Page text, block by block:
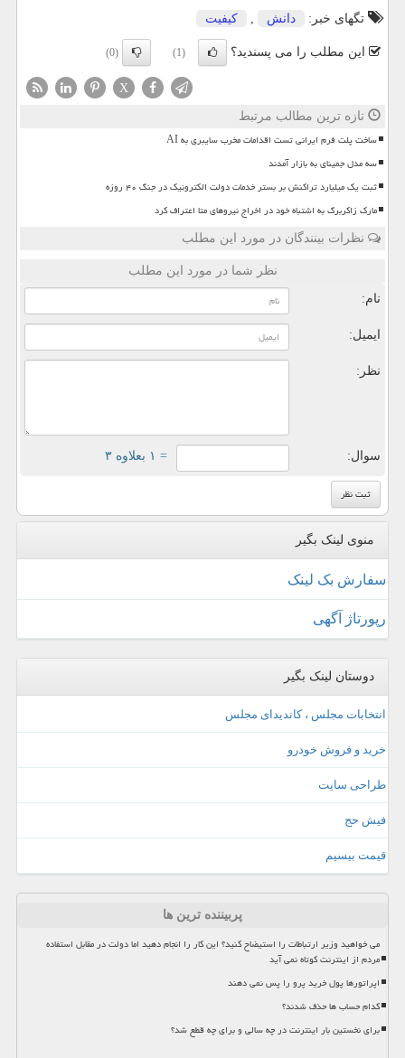
تگهای خبر: دانش , كیفیت
این مطلب را می پسندید؟ (1)
(0)
X
تازه ترین مطالب مرتبط
ساخت پلت فرم ایرانی تست اقدامات مخرب سایبری به AI
سه مدل جمینای به بازار آمدند
ثبت یک میلیارد تراکنش بر بستر خدمات دولت الکترونیک در جنگ ۴۰ روزه
مارک زاکربرگ به اشتباه خود در اخراج نیروهای متا اعتراف کرد
نظرات بینندگان در مورد این مطلب
نظر شما در مورد این مطلب
نام:
ایمیل:
نظر:
سوال: = ۱ بعلاوه ۳
منوی لینک بگیر
سفارش بک لینک
رپورتاژ آگهی
دوستان لینک بگیر
انتخابات مجلس ، کاندیدای مجلس
خرید و فروش خودرو
طراحی سایت
فیش حج
قیمت بیسیم
پربیننده ترین ها
می خواهید وزیر ارتباطات را استیضاح کنید؟ این کار را انجام دهید اما دولت در مقابل استفاده
مردم از اینترنت کوتاه نمی آید
اپراتورها پول خرید پرو را پس نمی دهند
کدام حساب ها حذف شدند؟
برای نخستین بار اینترنت در چه سالی و برای چه قطع شد؟